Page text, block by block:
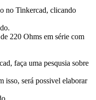
no Tinkercad, clicando
220 Ohms em série com
faça uma pesqusia sobre
isso, será possivel elaborar